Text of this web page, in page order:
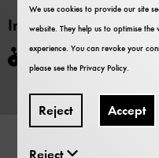
Information
Barrier-free
We use cookies to provide our site
website. They help us to optimise
experience. You can revoke your
please see thePrivacy Policy
Reject Accept
Reject